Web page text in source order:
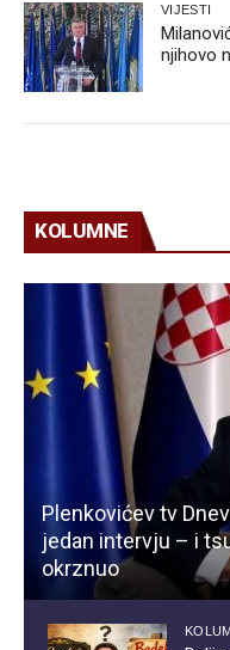
VIJESTI
njihovo
KOLUMNE
Plenkovićev tv
jedan intervju – i
okrznuo